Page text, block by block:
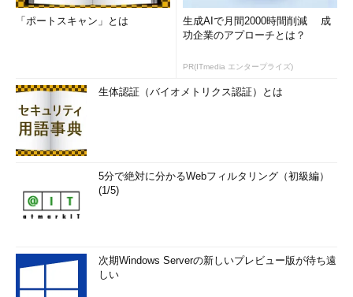
み出していくことにします。次のステップとして、「1つの活用
方法について概念実証（PoC）を行い、ビッグデータ基盤の導入
筆者紹介
嶋内翔（しまうち しょう）
にClouderaの最初の日本人社員として入社。サポート
エンジニアとして3年務めた後、セールスエンジニアとして
Hadoopを中心としたビッグデータ基盤に関する豊富な経験を
「ポートスキャン」とは
生成AIで月間2000時間削減 成
功企業のアプローチとは？
PR(ITmedia エンタープライズ)
生体認証（バイオメトリクス認証）とは
5分で絶対に分かるWebフィルタリング（初級編）
(1/5)
次期Windows Serverの新しいプレビュー版が待ち遠
しい